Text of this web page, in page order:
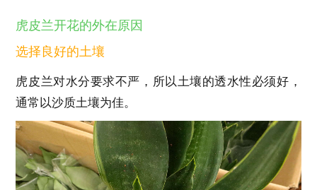
虎皮兰开花的外在原因
选择良好的土壤
虎皮兰对水分要求不严，所以土壤的透水性必须好，
通常以沙质土壤为佳。